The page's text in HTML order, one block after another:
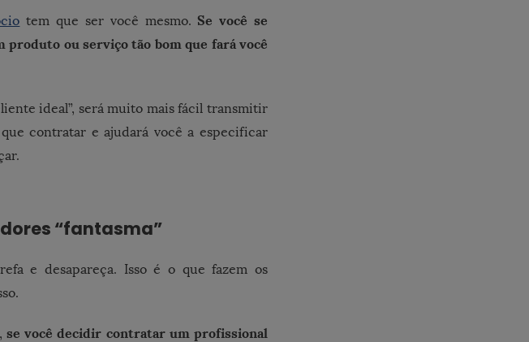
tem que ser você mesmo. Se você se
produto ou serviço tão bom que fará você
ideal”, será muito mais fácil transmitir
contratar e ajudará você a especificar
“fantasma”
e desapareça. Isso é o que fazem os
se você decidir contratar um profissional